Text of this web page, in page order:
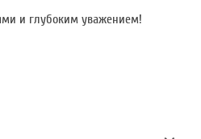
и глубоким уважением!